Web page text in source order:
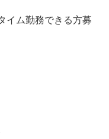
イム勤務できる方募